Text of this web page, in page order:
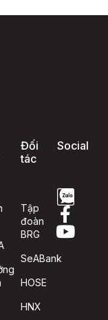
Đối
tác
Tập
đoàn
BRG
SeABank
HOSE
HNX
Social